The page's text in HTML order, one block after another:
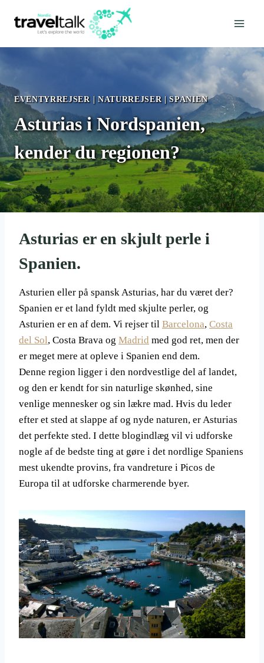
EVENTYRREJSER| NATURREJSER|SPANIEN
Asturias i Nordspanien,
kender du regionen?
Asturias er en skjult perle i
Spanien.
Asturien eller på spansk Asturias, har du været der?
Spanien er et land fyldt med skjulte perler, og
Asturien er en af dem. Vi rejser til Barcelona, Costa
del Sol, Costa Brava og Madrid med god ret, men der
er meget mere at opleve i Spanien end dem.
Denne region ligger i den nordvestlige del af landet,
og den er kendt for sin naturlige skønhed, sine
venlige mennesker og sin lækre mad. Hvis du leder
efter et sted at slappe af og nyde naturen, er Asturias
det perfekte sted. I dette blogindlæg vil vi udforske
nogle af de bedste ting at gøre i det nordlige Spaniens
mest ukendte provins, fra vandreture i Picos de
Europa til at udforske charmerende byer.